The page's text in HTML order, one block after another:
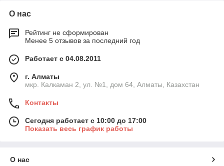
О нас
Рейтинг не сформирован
Менее 5 отзывов за последний год
Работает с 04.08.2011
г. Алматы
мкр. Калкаман 2, ул. №1, дом 64, Алматы, Казахстан
Контакты
Сегодня работает с 10:00 до 17:00
Показать весь график работы
О нас